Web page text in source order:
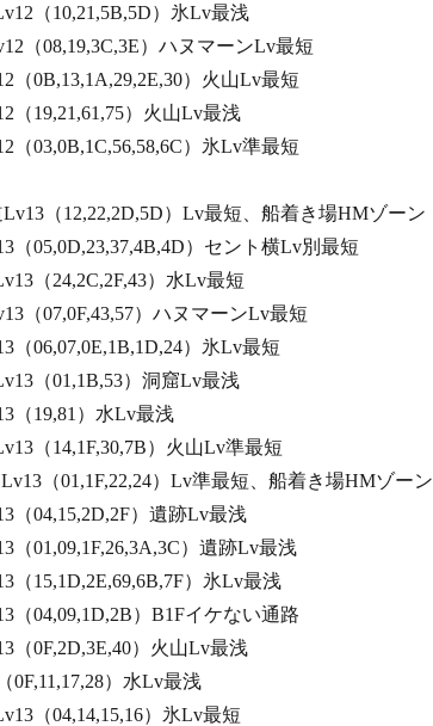
（10,21,5B,5D）氷Lv最浅
（08,19,3C,3E）ハヌマーンLv最短
（0B,13,1A,29,2E,30）火山Lv最短
（19,21,61,75）火山Lv最浅
（03,0B,1C,56,58,6C）氷Lv準最短
（12,22,2D,5D）Lv最短、船着き場HMゾーン
（05,0D,23,37,4B,4D）セント横Lv別最短
（24,2C,2F,43）水Lv最短
（07,0F,43,57）ハヌマーンLv最短
（06,07,0E,1B,1D,24）氷Lv最短
（01,1B,53）洞窟Lv最浅
（19,81）水Lv最浅
（14,1F,30,7B）火山Lv準最短
（01,1F,22,24）Lv準最短、船着き場HMゾーン
（04,15,2D,2F）遺跡Lv最浅
（01,09,1F,26,3A,3C）遺跡Lv最浅
（15,1D,2E,69,6B,7F）氷Lv最浅
（04,09,1D,2B）B1Fイケない通路
（0F,2D,3E,40）火山Lv最浅
0F,11,17,28）水Lv最浅
（04,14,15,16）氷Lv最短